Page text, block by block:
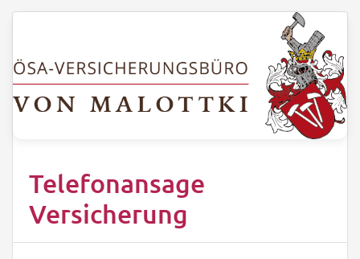
Telefonansage
Versicherung